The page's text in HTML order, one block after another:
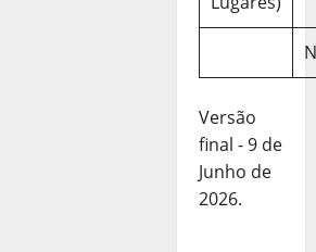
Versão
final - 9 de
Junho de
2026.